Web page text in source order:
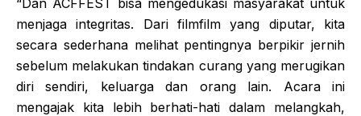
menjaga integritas. Dari filmfilm yang diputar, kita
secara sederhana melihat pentingnya berpikir jernih
sebelum melakukan tindakan curang yang merugikan
diri sendiri, keluarga dan orang lain. Acara ini
mengajak kita lebih berhati-hati dalam melangkah,